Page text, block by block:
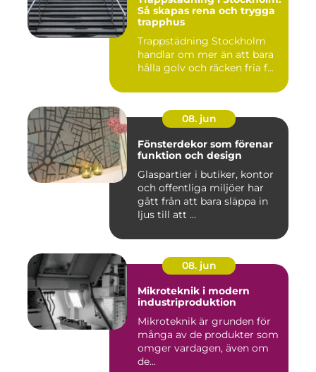
Så skapas rena och trygga
trapphus
Trappstädning Stockholm
handlar om mer än att bara
hålla golv och räcken fria f...
08. jun
Fönsterdekor som förenar
funktion och design
Glaspartier i butiker, kontor
och offentliga miljöer har
gått från att bara släppa in
ljus till att ...
08. jun
Mikroteknik i modern
industriproduktion
Mikroteknik är grunden för
många av de produkter som
omger vardagen, även om
de...